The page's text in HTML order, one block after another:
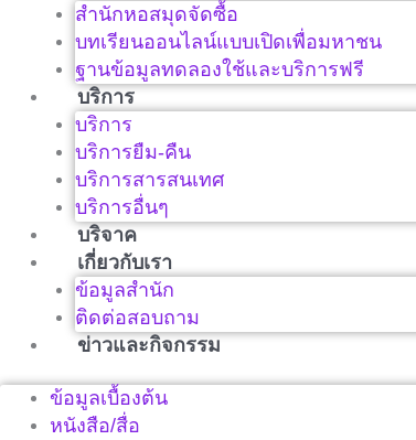
สำนักหอสมุดจัดซื้อ
บทเรียนออนไลน์แบบเปิดเพื่อมหาชน
ฐานข้อมูลทดลองใช้และบริการฟรี
บริการ
บริการ
บริการยืม-คืน
บริการสารสนเทศ
บริการอื่นๆ
บริจาค
เกี่ยวกับเรา
ข้อมูลสำนัก
ติดต่อสอบถาม
ข่าวและกิจกรรม
ข้อมูลเบื้องต้น
หนังสือ/สื่อ